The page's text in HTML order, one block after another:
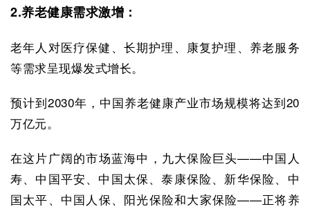
2.养老健康需求激增：
老年人对医疗保健、长期护理、康复护理、养老服务
等需求呈现爆发式增长。
预计到2030年，中国养老健康产业市场规模将达到20
万亿元。
在这片广阔的市场蓝海中，九大保险巨头——中国人
寿、中国平安、中国太保、泰康保险、新华保险、中
国太平、中国人保、阳光保险和大家保险——正将养